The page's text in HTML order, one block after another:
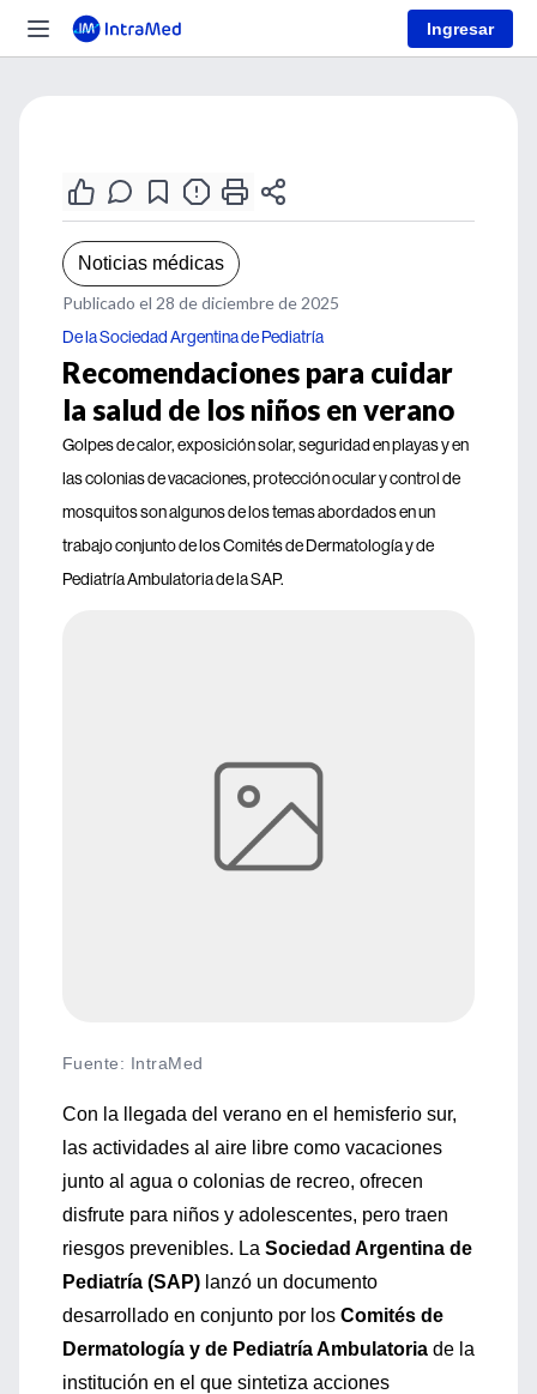
Ingresar
Noticias médicas
Publicado el 28 de diciembre de 2025
De la Sociedad Argentina de Pediatría
Recomendaciones para cuidar
la salud de los niños en verano
Golpes de calor, exposición solar, seguridad en playas y en
las colonias de vacaciones, protección ocular y control de
mosquitos son algunos de los temas abordados en un
trabajo conjunto de los Comités de Dermatología y de
Pediatría Ambulatoria de la SAP.
Fuente: IntraMed
Con la llegada del verano en el hemisferio sur,
las actividades al aire libre como vacaciones
junto al agua o colonias de recreo, ofrecen
disfrute para niños y adolescentes, pero traen
riesgos prevenibles. La Sociedad Argentina de
Pediatría (SAP) lanzó un documento
desarrollado en conjunto por los Comités de
Dermatología y de Pediatría Ambulatoria de la
institución en el que sintetiza acciones